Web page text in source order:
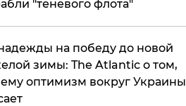
"теневого флота"
на победу до новой
зимы: The Atlantic о том,
оптимизм вокруг Украины